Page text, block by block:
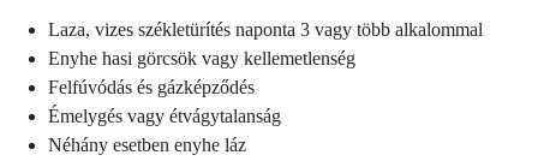
Laza, vizes székletürítés naponta 3 vagy több alkalommal
Enyhe hasi görcsök vagy kellemetlenség
Felfúvódás és gázképződés
Émelygés vagy étvágytalanság
Néhány esetben enyhe láz